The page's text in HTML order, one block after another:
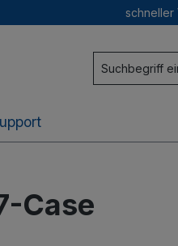
schneller
Case